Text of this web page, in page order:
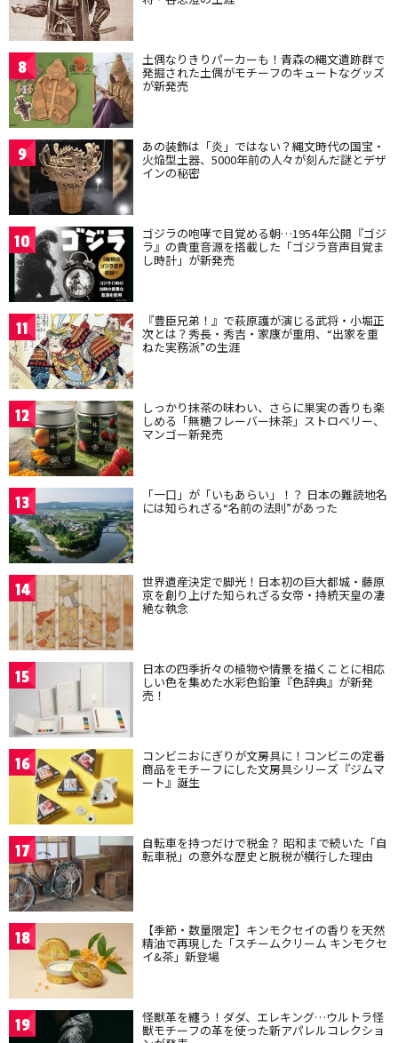
8 土偶なりきりパーカーも！青森の縄文遺跡群で
発掘された土偶がモチーフのキュートなグッズ
が新発売
9 あの装飾は「炎」ではない？縄文時代の国宝・
火焔型土器、5000年前の人々が刻んだ謎とデザ
インの秘密
10 ゴジラの咆哮で目覚める朝…1954年公開『ゴジ
ラ』の貴重音源を搭載した「ゴジラ音声目覚ま
し時計」が新発売
11 『豊臣兄弟！』で萩原護が演じる武将・小堀正
次とは？秀長・秀吉・家康が重用、“出家を重
ねた実務派”の生涯
12 しっかり抹茶の味わい、さらに果実の香りも楽
しめる「無糖フレーバー抹茶」ストロベリー、
マンゴー新発売
13 「一口」が「いもあらい」！？ 日本の難読地名
には知られざる“名前の法則”があった
14 世界遺産決定で脚光！日本初の巨大都城・藤原
京を創り上げた知られざる女帝・持統天皇の凄
絶な執念
15 日本の四季折々の植物や情景を描くことに相応
しい色を集めた水彩色鉛筆『色辞典』が新発
売！
16 コンビニおにぎりが文房具に！コンビニの定番
商品をモチーフにした文房具シリーズ『ジムマ
ート』誕生
17 自転車を持つだけで税金？ 昭和まで続いた「自
転車税」の意外な歴史と脱税が横行した理由
18 【季節・数量限定】キンモクセイの香りを天然
精油で再現した「スチームクリーム キンモクセ
イ&茶」新登場
19 怪獣革を纏う！ダダ、エレキング…ウルトラ怪
獣モチーフの革を使った新アパレルコレクショ